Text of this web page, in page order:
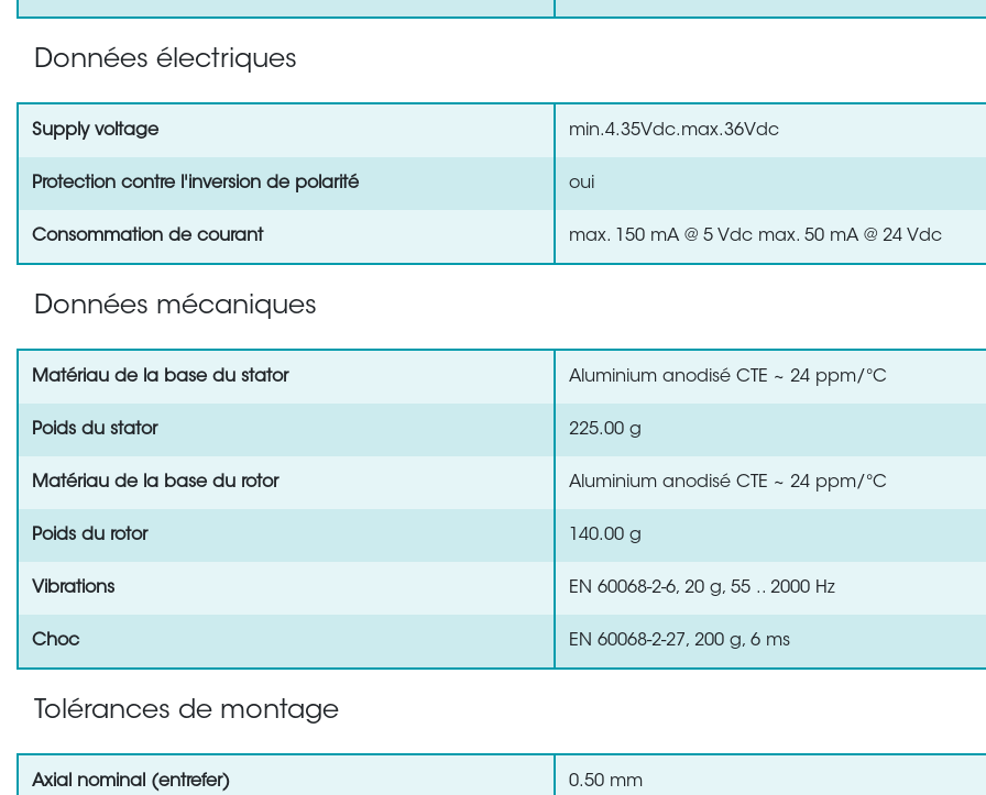
Données électriques
Supply voltage min.4.35Vdc.max.36Vdc
Protection contre l'inversion de polarité oui
Consommation de courant max. 150 mA @ 5 Vdc max. 50 mA @ 24 Vdc
Données mécaniques
Matériau de la base du stator Aluminium anodisé CTE ~ 24 ppm/°C
Poids du stator 225.00 g
Matériau de la base du rotor Aluminium anodisé CTE ~ 24 ppm/°C
Poids du rotor 140.00 g
Vibrations EN 60068-2-6, 20 g, 55 .. 2000 Hz
Choc EN 60068-2-27, 200 g, 6 ms
Tolérances de montage
Axial nominal (entrefer) 0.50 mm